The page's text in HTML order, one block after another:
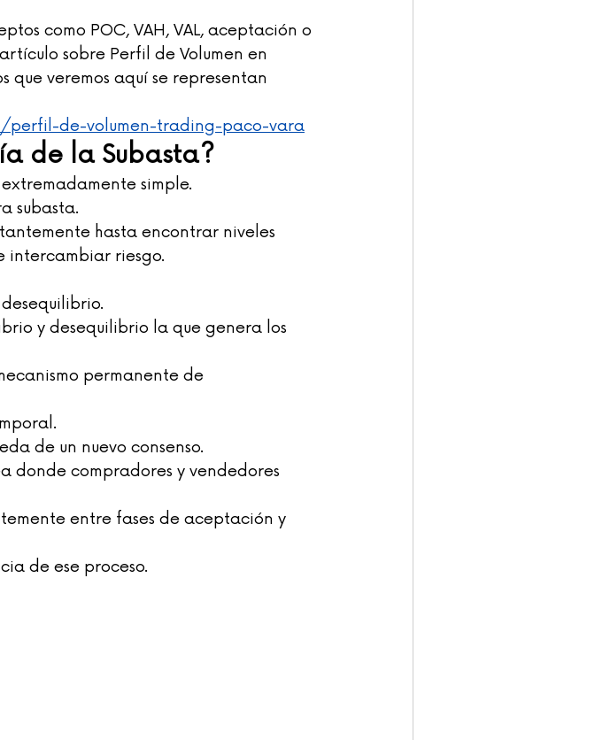
como POC, VAH, VAL, aceptación o
sobre Perfil de Volumen en
veremos aquí se representan
perfil-de-volumen-trading-paco-vara
de la Subasta?
simple.
subasta.
hasta encontrar niveles
intercambiar riesgo.
y desequilibrio la que genera los
permanente de
de un nuevo consenso.
donde compradores y vendedores
entre fases de aceptación y
de ese proceso.